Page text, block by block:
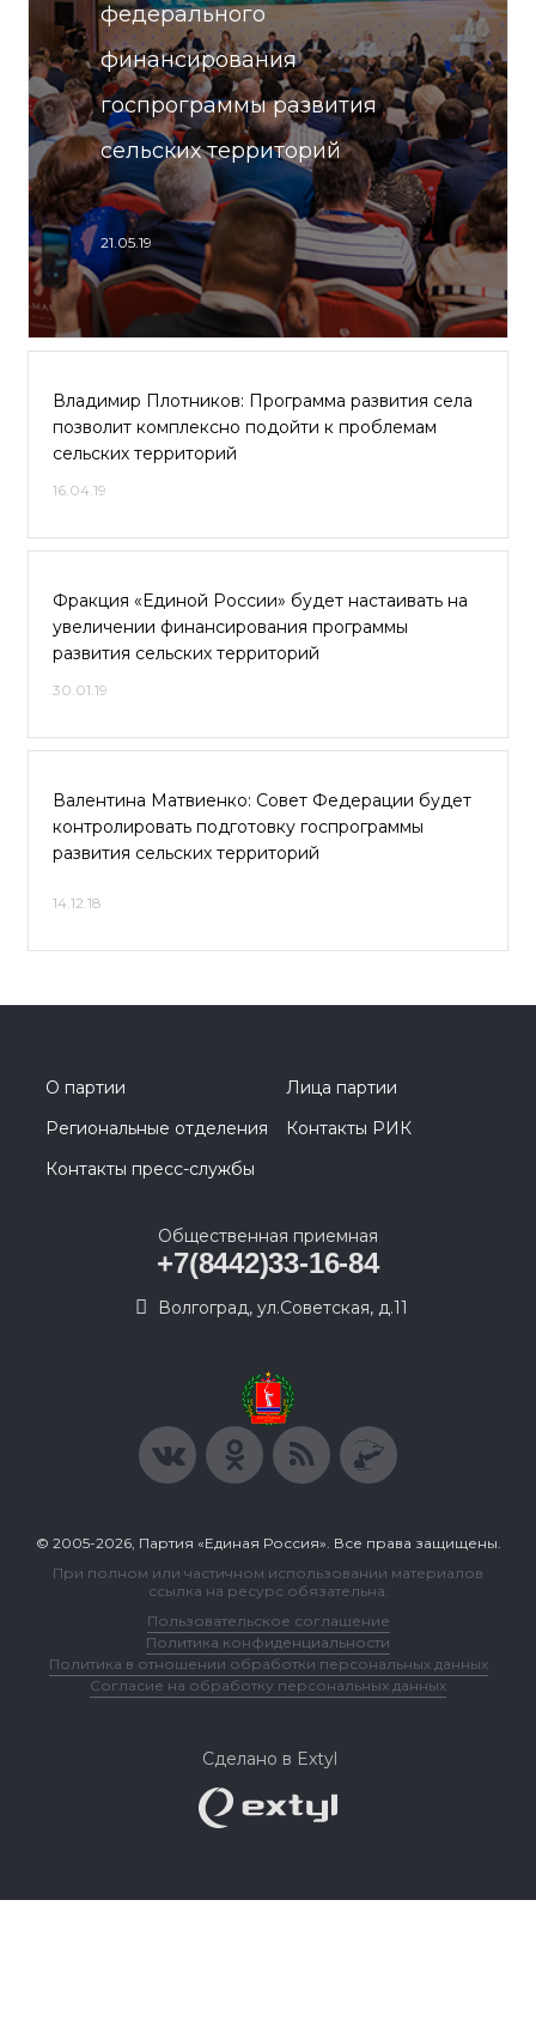
федерального
финансирования
госпрограммы развития
сельских территорий
21.05.19
Владимир Плотников: Программа развития села
позволит комплексно подойти к проблемам
сельских территорий
16.04.19
Фракция «Единой России» будет настаивать на
увеличении финансирования программы
развития сельских территорий
30.01.19
Валентина Матвиенко: Совет Федерации будет
контролировать подготовку госпрограммы
развития сельских территорий
14.12.18
О партии
Лица партии
Региональные отделения
Контакты РИК
Контакты пресс-службы
Общественная приемная
+7(8442)33-16-84
Волгоград, ул.Советская, д.11
© 2005-2026, Партия «Единая Россия». Все права защищены.
При полном или частичном использовании материалов
ссылка на ресурс обязательна.
Пользовательское соглашение
Политика конфиденциальности
Политика в отношении обработки персональных данных
Согласие на обработку персональных данных
Сделано в Extyl